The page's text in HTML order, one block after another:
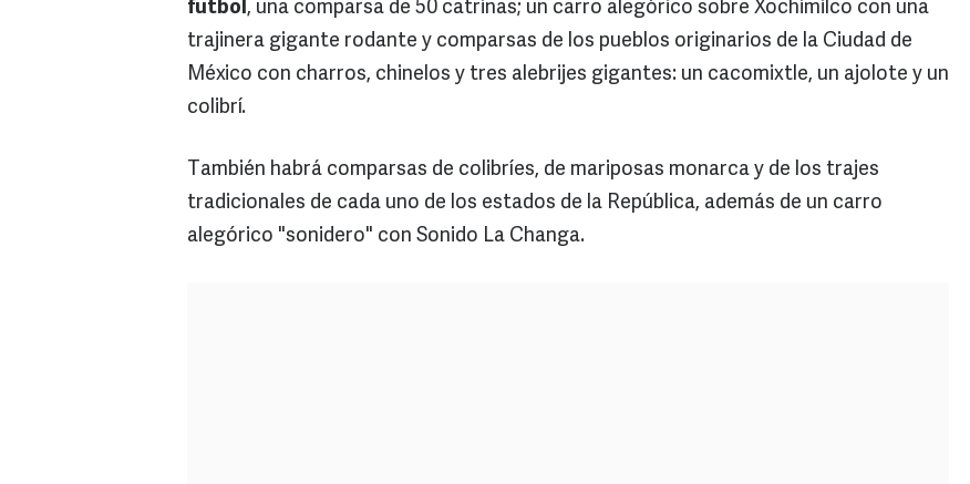
futbol, una comparsa de 50 catrinas; un carro alegórico sobre Xochimilco con una
trajinera gigante rodante y comparsas de los pueblos originarios de la Ciudad de
México con charros, chinelos y tres alebrijes gigantes: un cacomixtle, un ajolote y un
colibrí.
También habrá comparsas de colibríes, de mariposas monarca y de los trajes
tradicionales de cada uno de los estados de la República, además de un carro
alegórico "sonidero" con Sonido La Changa.